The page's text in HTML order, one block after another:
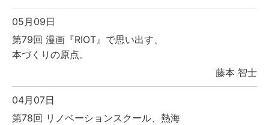
05月09日
第79回 漫画『RIOT』で思い出す、
本づくりの原点。
藤本 智士
04月07日
第78回 リノベーションスクール、熱海